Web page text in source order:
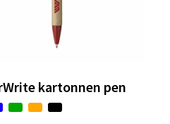
kartonnen pen